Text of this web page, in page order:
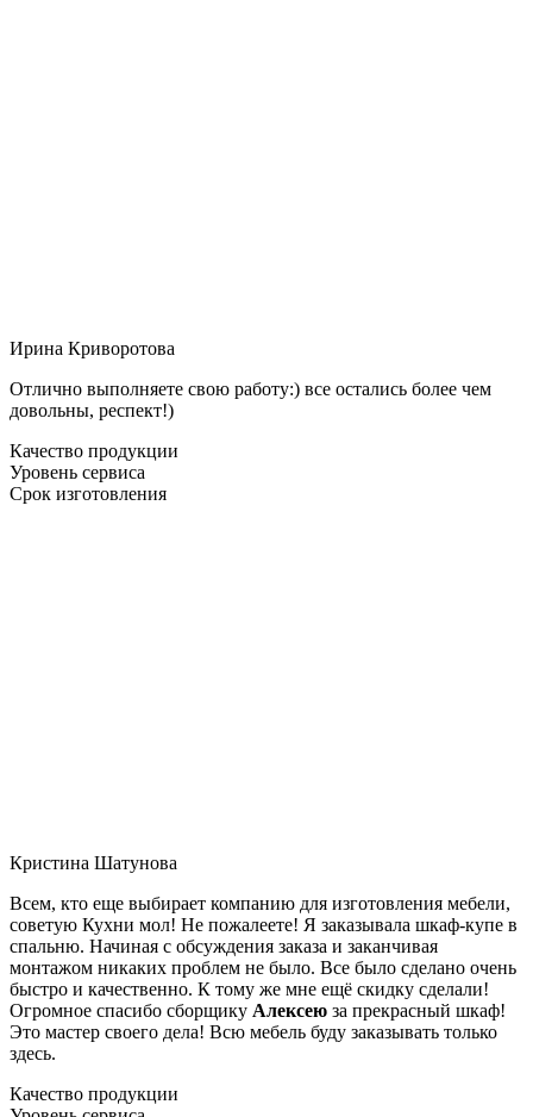
Ирина Криворотова
Отлично выполняете свою работу:) все остались более чем
довольны, респект!)
Качество продукции
Уровень сервиса
Срок изготовления
Кристина Шатунова
Всем, кто еще выбирает компанию для изготовления мебели,
советую Кухни мол! Не пожалеете! Я заказывала шкаф-купе в
спальню. Начиная с обсуждения заказа и заканчивая
монтажом никаких проблем не было. Все было сделано очень
быстро и качественно. К тому же мне ещё скидку сделали!
Огромное спасибо сборщику Алексею за прекрасный шкаф!
Это мастер своего дела! Всю мебель буду заказывать только
здесь.
Качество продукции